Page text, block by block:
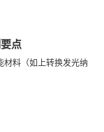
点
材料（如上转换发光纳